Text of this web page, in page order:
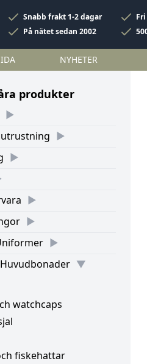
Snabb frakt 1-2 dagar
På nätet sedan 2002
NYHETER
produkter
watchcaps
fiskehattar